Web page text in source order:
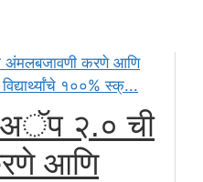
अॅप २.० ची
आणि